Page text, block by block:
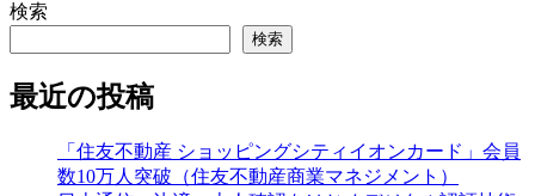
検索
検索
最近の投稿
「住友不動産 ショッピングシティイオンカード」会員
数10万人突破（住友不動産商業マネジメント）